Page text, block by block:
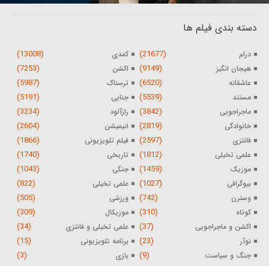
دسته بندی فیلم ها
درام (21677) کمدی (13008)
هیجان انگیز (9149) اکشن (7253)
عاشقانه (6520) ترسناک (5987)
مستند (5539) جنایی (5191)
ماجراجویی (3842) رازآلود (3234)
خانوادگی (2819) انیمیشن (2604)
فانتزی (2597) فیلم تلویزیونی (1866)
علمی تخیلی (1812) تاریخی (1740)
موزیک (1459) جنگی (1043)
بیوگرافی (1027) علمی تخیلی (822)
وسترن (742) ورزشی (505)
کوتاه (310) موزیکال (309)
اکشن و ماجراجویی (37) علمی تخیلی و فانتزی (34)
نوآر (23) برنامه تلویزیونی (15)
جنگ و سیاست (9) بازی (3)